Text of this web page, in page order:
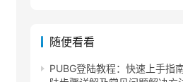
随便看看
PUBG登陆教程：快速上手指